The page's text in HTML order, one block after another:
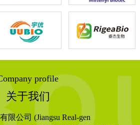
profile
关于我们
限公司 (Jiangsu Real-gen